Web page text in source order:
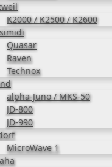
K2000 / K2500 / K2600
Quasar
Raven
Technox
alpha-Juno / MKS-50
JD-800
JD-990
MicroWave 1